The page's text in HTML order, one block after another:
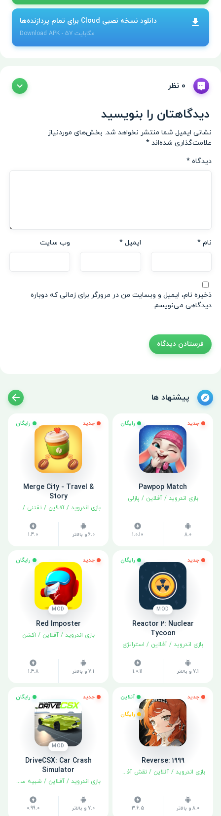
دانلود نسخه نصبی Cloud برای تمام پردازنده‌ها
Download APK - 57 مگابایت
0 نظر
دیدگاهتان را بنویسید
نشانی ایمیل شما منتشر نخواهد شد. بخش‌های موردنیاز
علامت‌گذاری شده‌اند *
دیدگاه *
نام * ایمیل* وب‌ سایت
ذخیره نام، ایمیل و وبسایت من در مرورگر برای زمانی که دوباره
دیدگاهی می‌نویسم.
پیشنهاد ها
جدید رایگان
Pawpop Match
بازی اندروید /آفلاین / پازلی
8.0
1.0.10
جدید رایگان
Merge City - Travel &
Story
بازی اندروید / آفلاین / تفننی / شبیه
6.0 و بالاتر 1.4.0
جدید رایگان
MOD
Reactor 2: Nuclear
Tycoon
بازی اندروید / آفلاین / استراتژی
7.1 و بالاتر 1.0.11
جدید رایگان
MOD
Red Imposter
بازی اندروید /آفلاین / اکشن
7.1 و بالاتر 1.4.8
جدید آنلاین
رایگان
Reverse: 1999
بازی اندروید / آنلاین / نقش آفرینی
8.0 و بالاتر 3.6.5
جدید رایگان
MOD
DriveCSX: Car Crash
Simulator
بازی اندروید / آفلاین / شبیه سازی
7.0 و بالاتر 0.99.0